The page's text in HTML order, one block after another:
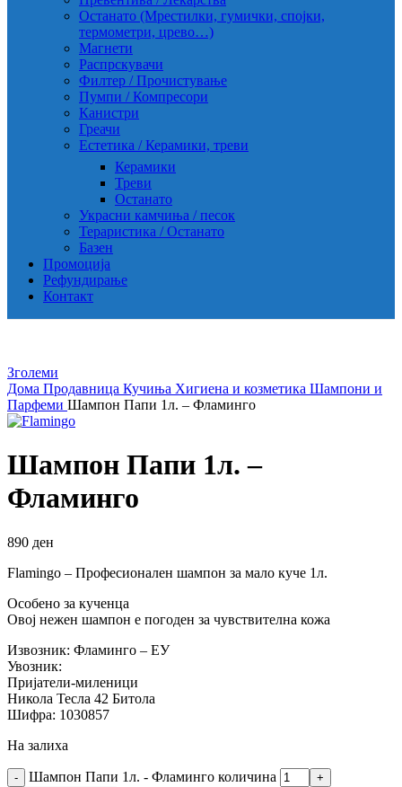
Останато (Мрестилки, гумички, спојки,
термометри, црево…)
Магнети
Распрскувачи
Филтер / Прочистување
Пумпи / Компресори
Канистри
Греачи
Естетика / Керамики, треви
Керамики
Треви
Останато
Украсни камчиња / песок
Тераристика / Останато
Базен
Промоција
Рефундирање
Контакт
Зголеми
Дома Продавница Кучиња Хигиена и козметика Шампони и
Парфеми Шампон Папи 1л. – Фламинго
Шампон Папи 1л. –
Фламинго
890 ден
Flamingo – Професионален шампон за мало куче 1л.
Особено за кученца
Овој нежен шампон е погоден за чувствителна кожа
Извозник: Фламинго – ЕУ
Увозник:
Пријатели-миленици
Никола Тесла 42 Битола
Шифра: 1030857
На залиха
Шампон Папи 1л. - Фламинго количина